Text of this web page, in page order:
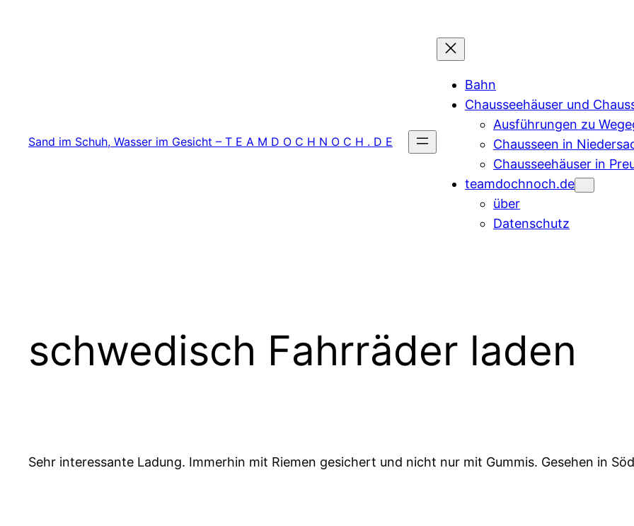
Sand im Schuh, Wasser im Gesicht – T E A M D O C H N O C H . D E
Bahn
Chausseehäuser und
Ausführungen zu
Chausseen in
Chausseehäuser in
teamdochnoch.de
über
Datenschutz
schwedisch Fahrräder laden
Sehr interessante Ladung. Immerhin mit Riemen gesichert und nicht nur mit Gummis. Gesehen in